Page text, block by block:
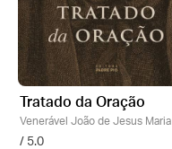
Tratado da Oração
Venerável João de Jesus Maria
/ 5.0